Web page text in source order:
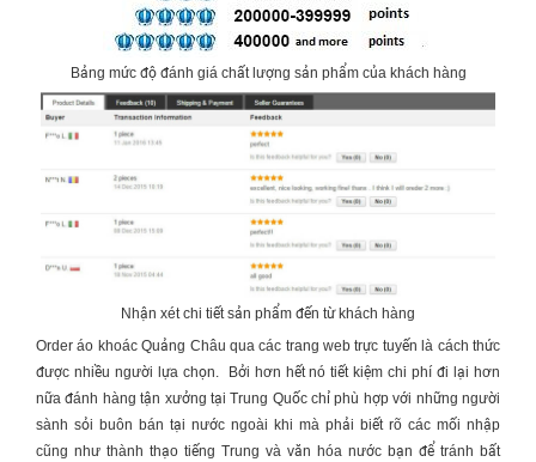
Bảng mức độ đánh giá chất lượng sản phẩm của khách hàng
Nhận xét chi tiết sản phẩm đến từ khách hàng
Order áo khoác Quảng Châu qua các trang web trực tuyến là cách thức
được nhiều người lựa chọn. Bởi hơn hết nó tiết kiệm chi phí đi lại hơn
nữa đánh hàng tận xưởng tại Trung Quốc chỉ phù hợp với những người
sành sỏi buôn bán tại nước ngoài khi mà phải biết rõ các mối nhập
cũng như thành thạo tiếng Trung và văn hóa nước bạn để tránh bất